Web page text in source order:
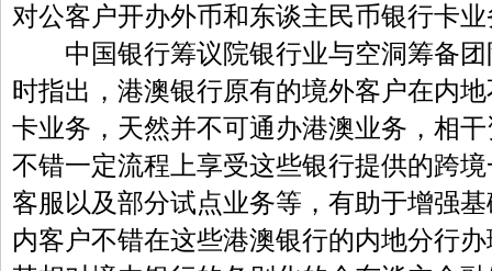
对公客户开办外币和东谈主民币银行卡
中国银行筹议院银行业与空洞筹备团
时指出，港澳银行原有的境外客户在内
卡业务，天然并不可通办港澳业务，相
不错一定流程上享受这些银行提供的跨
客服以及部分试点业务等，有助于增强
内客户不错在这些港澳银行的内地分行